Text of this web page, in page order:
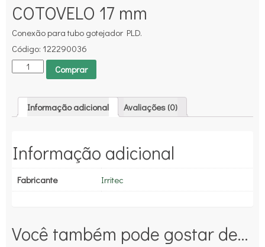
COTOVELO 17 mm
Conexão para tubo gotejador PLD.
Código: 122290036
Comprar
Informação adicional Avaliações (0)
Informação adicional
Fabricante Irritec
Você também pode gostar de…